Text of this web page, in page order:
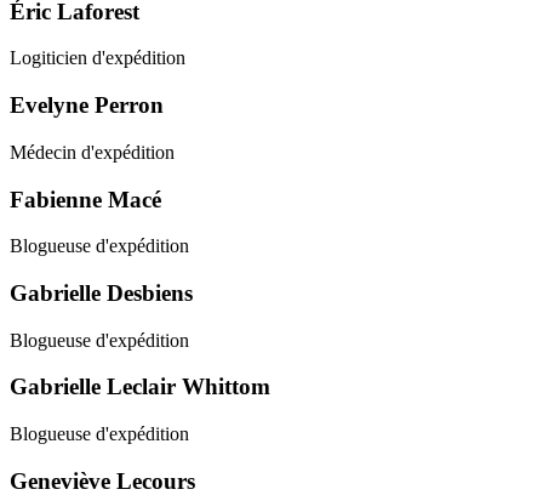
Éric Laforest
Logiticien d'expédition
Evelyne Perron
Médecin d'expédition
Fabienne Macé
Blogueuse d'expédition
Gabrielle Desbiens
Blogueuse d'expédition
Gabrielle Leclair Whittom
Blogueuse d'expédition
Geneviève Lecours